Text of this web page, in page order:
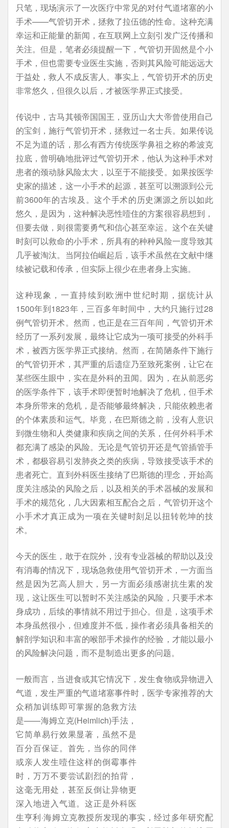
只笔，现场演示了一次医疗中常见的对付气道堵塞的小
手术——气管切开术，拯救了拉伍德的性命。这种充满
幸运和正能量的新闻，在互联网上立刻引发广泛传播和
关注。但是，笔者必须提醒一下，气管切开固然是个小
手术，但也需要专业医生实施，否则其风险可能远远大
于益处，救人不成反害人。事实上，气管切开术的历史
非常悠久，但很久以后，才被医学界正式接受。
传说中，古马其顿帝国国王，亚历山大大帝曾使用自己
的宝剑，施行气管切开术，拯救过一名士兵。如果传说
不足为道的话，那么有西方传统医学鼻祖之称的希波克
拉底，曾明确地批评过气管切开术，他认为这种手术对
患者的颈动脉风险太大，以至于不能接受。如果按医学
史家的描述，这一小手术的起源，甚至可以溯源到公元
前3600年的古埃及。这个手术的历史渊源之所以如此
悠久，是因为，这种解决恶性噎住的方案很容易想到，
但要去做，则很需要勇气和信心甚至幸运。这个在关键
时刻可以救命的小手术，所具有的种种风险一度导致其
几乎被淘汰。当阿拉伯崛起后，该手术虽然在文献中继
续被记载和传承，但实际上很少在患者身上实施。
这种现象，一直持续到欧洲中世纪时期，据统计从
1500年到1823年，三百多年时间中，大约只施行过28
例气管切开术。然而，也正是在三百年间，气管切开术
经历了一系列发展，最终让它成为一项可接受的外科手
术，被西方医学界正式接纳。然而，在简陋条件下施行
的气管切开术，其严重的后遗症乃至致死案例，让它在
某些医生眼中，实在是外科的丑闻。因为，在从前恶劣
的医学条件下，该手术即便暂时地解决了危机，但手术
本身所带来的危机，是否能够最终解决，只能依赖患者
的个体素质和运气。毕竟，在巴斯德之前，没有人意识
到微生物和人类健康和疾病之间的关系，任何外科手术
都充满了感染的风险。无论是气管切开还是气管插管手
术，都极容易引发肺炎之类的疾病，导致接受该手术的
患者死亡。直到外科医生接纳了巴斯德的理念，开始高
度关注感染的风险之后，以及相关的手术器械的发展和
手术的规范化，几大因素相互配合之后，气管切开这个
小手术才真正成为一项在关键时刻足以扭转乾坤的技
术。
今天的医生，敢于在院外，没有专业器械的帮助以及没
有消毒的情况下，现场急救使用气管切开术，一方面当
然是因为艺高人胆大，另一方面必须感谢抗生素的发
现，这让医生可以暂时不关注感染的风险，只要手术本
身成功，后续的事情就不用过于担心。但是，这项手术
本身虽然很小，但难度并不低，操作者必须具备相关的
解剖学知识和丰富的喉部手术操作的经验，才能以最小
的风险解决问题，而不是制造出更多的问题。
一般而言，当进食或其它情况下，发生食物或异物进入
气道，发生严重的气道堵塞事件时，医学专家推荐的大
众稍加训练即可掌握的急救方法
是——海姆立克(Heimlich)手法，
它简单易行效果显著，虽然不是
百分百保证。首先，当你的同伴
或亲人发生噎住这样的倒霉事件
时，万万不要尝试剧烈的拍背，
这毫无用处，甚至反倒让异物更
深入地进入气道。这正是外科医
生亨利·海姆立克教授所发现的事实，经过多年研究配